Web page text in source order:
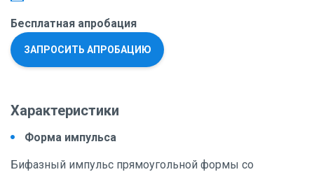
Бесплатная апробация
ЗАПРОСИТЬ АПРОБАЦИЮ
Характеристики
Форма импульса
Бифазный импульс прямоугольной формы со